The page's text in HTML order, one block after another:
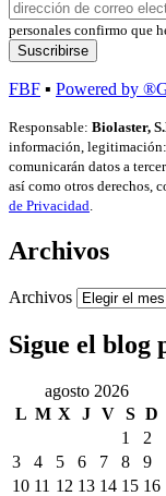
personales confirmo que
FBF ▪ Powered by
Responsable: Biolaster,
información,
comunicarán datos a
así como otros derechos,
de Privacidad.
Archivos
Archivos
Sigue el blog
agosto 2026
L M X J V S D
1
2
3
4 5 6 7 8
9
10 11 12 13 14 15 16